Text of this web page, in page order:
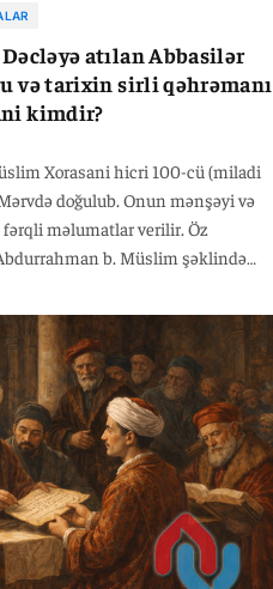
atılan Abbasilər
və tarixin sirli qəhrəmanı
kimdir?
Xorasani hicri 100-cü (miladi
doğulub. Onun mənşəyi və
fərqli məlumatlar verilir. Öz
b. Müslim şəklində
Vendad Hürmüzün oğlu
Əbu Müslimin etnik
Ərəb olmamaqla yanaşı, türk və
qəti bir məlumat yoxdur. Uşaqlıq
və sosial fəaliyyətlərin mərkəzi
Əbu Müslim, Əbu Duləf əl-
himayəsində böyümüş, onun
Quranı əzbərləmişdir.